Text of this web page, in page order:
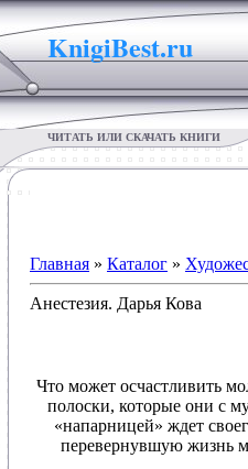
KnigiBest.ru
ЧИТАТЬ ИЛИ СКАЧАТЬ КНИГИ
Главная » Каталог »
Анестезия. Дарья Кова
Что может осчастливить
полоски, которые они с
«напарницей» ждет
перевернувшую жизнь